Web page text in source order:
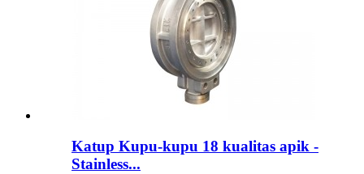
Katup Kupu-kupu 18 kualitas apik -
Stainless...